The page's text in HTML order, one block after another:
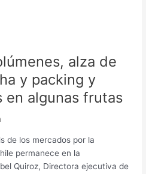
alza de
y packing y
en algunas frutas
de los mercados por la
permanece en la
Quiroz, Directora ejecutiva de